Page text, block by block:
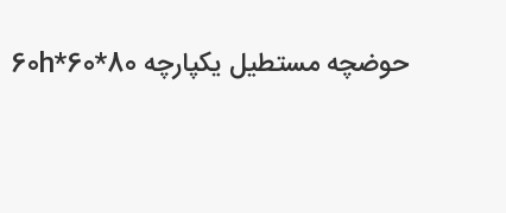
حوضچه مستطیل یکپارچه 80*60*60h